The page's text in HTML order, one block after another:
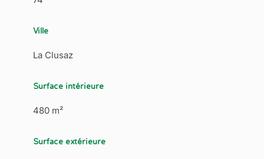
Ville
La Clusaz
Surface intérieure
480 m²
Surface extérieure